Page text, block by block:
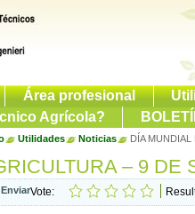
Área profesional
Agrícola?
Utilidades Noticias DÍA MUNDIAL
– 9 DE
Vote: